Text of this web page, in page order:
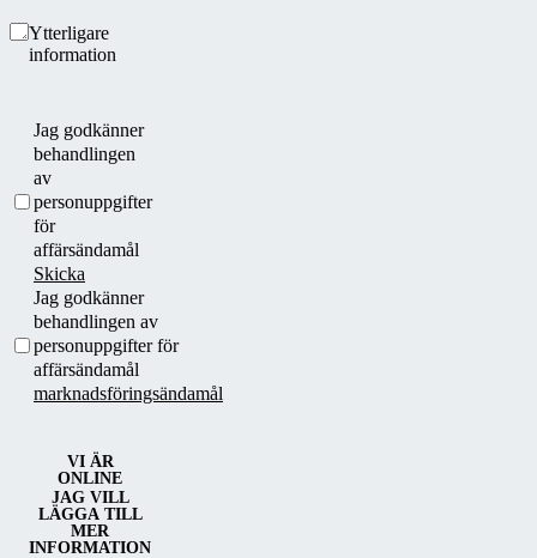
Ytterligare
information
Jag godkänner
behandlingen
av
personuppgifter
för
affärsändamål
Skicka
Jag godkänner
behandlingen av
personuppgifter för
affärsändamål
marknadsföringsändamål
JAG VILL
LÄGGA TILL
MER
INFORMATION
VI ÄR
ONLINE